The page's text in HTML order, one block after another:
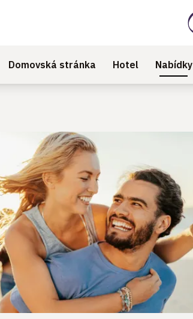
Domovská stránka Hotel Nabídky